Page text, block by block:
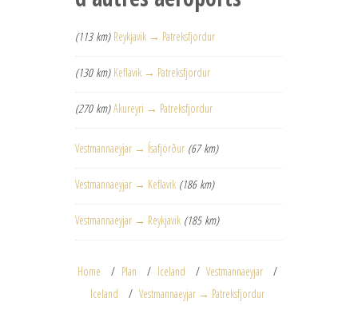
(113 km) Reykjavik → Patreksfjordur
(130 km) Keflavik → Patreksfjordur
(270 km) Akureyri → Patreksfjordur
Vestmannaeyjar → Ísafjörður (67 km)
Vestmannaeyjar → Keflavik (186 km)
Vestmannaeyjar → Reykjavik (185 km)
Home Plan Iceland
Vestmannaeyjar
Iceland
Vestmannaeyjar → Patreksfjordur